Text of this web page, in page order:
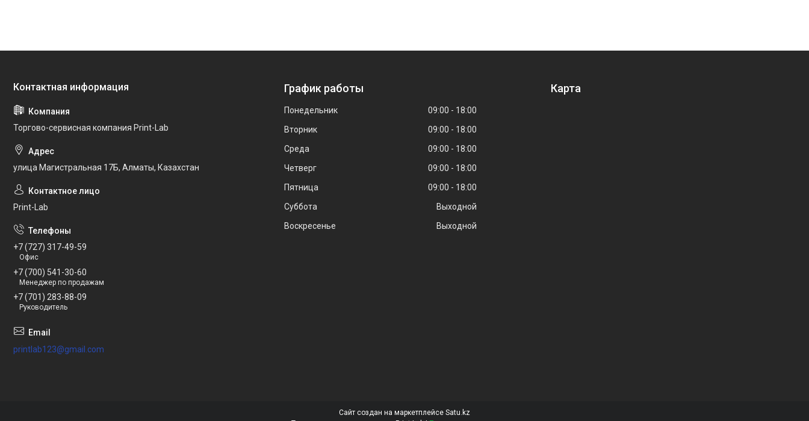
Торгово-сервисная компания Print-Lab
улица Магистральная 17Б, Алматы, Казахстан
Print-Lab
+7 (727) 317-49-59
Офис
+7 (700) 541-30-60
Менеджер по продажам
+7 (701) 283-88-09
Руководитель
printlab123@gmail.com
График работы
Понедельник 09:00
18:00
Вторник
09:00
18:00
Среда
09:00
18:00
Четверг
09:00
18:00
Пятница
09:00
18:00
Суббота
Выходной
Воскресенье
Выходной
Карта
Сайт создан на маркетплейсе Satu.kz